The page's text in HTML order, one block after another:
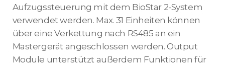
Aufzugssteuerung mit dem BioStar 2-System
verwendet werden. Max. 31 Einheiten können
über eine Verkettung nach RS485 an ein
Mastergerät angeschlossen werden. Output
Module unterstützt außerdem Funktionen für